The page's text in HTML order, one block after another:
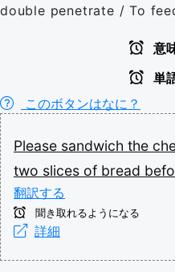
double penetrate / To
意
単
このボタンはなに？
Please sandwich the
two slices of bread
翻訳する
聞き取れるようになる
詳細